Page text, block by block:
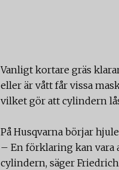
Vanligt kortare gräs
eller är vått får vissa
vilket gör att cylindern
På Husqvarna börjar
– En förklaring kan
cylindern, säger Friedrich